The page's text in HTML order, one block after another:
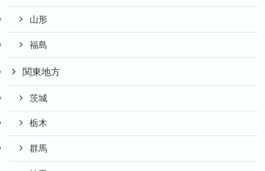
山形
福島
関東地方
茨城
栃木
群馬